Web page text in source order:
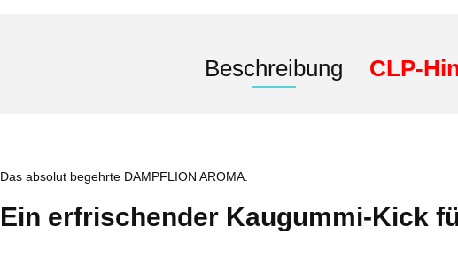
Beschreibung CLP-
Das absolut begehrte DAMPFLION AROMA.
Ein erfrischender Kaugummi-Kick